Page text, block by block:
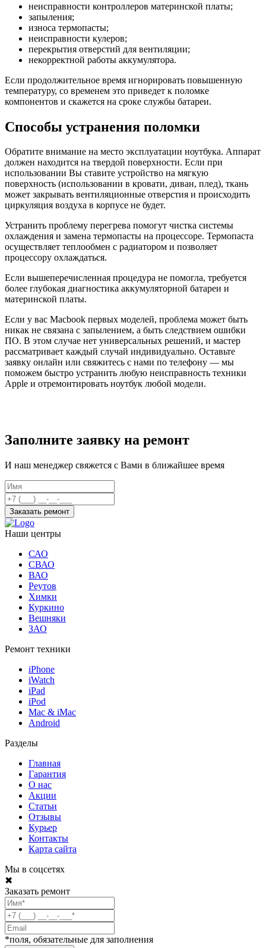
неисправности контроллеров материнской платы;
запыления;
износа термопасты;
неисправности кулеров;
перекрытия отверстий для вентиляции;
некорректной работы аккумулятора.
Если продолжительное время игнорировать повышенную
температуру, со временем это приведет к поломке
компонентов и скажется на сроке службы батареи.
Способы устранения поломки
Обратите внимание на место эксплуатации ноутбука. Аппарат
должен находится на твердой поверхности. Если при
использовании Вы ставите устройство на мягкую
поверхность (использовании в кровати, диван, плед), ткань
может закрывать вентиляционные отверстия и происходить
циркуляция воздуха в корпусе не будет.
Устранить проблему перегрева помогут чистка системы
охлаждения и замена термопасты на процессоре. Термопаста
осуществляет теплообмен с радиатором и позволяет
процессору охлаждаться.
Если вышеперечисленная процедура не помогла, требуется
более глубокая диагностика аккумуляторной батареи и
материнской платы.
Если у вас Macbook первых моделей, проблема может быть
никак не связана с запылением, а быть следствием ошибки
ПО. В этом случае нет универсальных решений, и мастер
рассматривает каждый случай индивидуально. Оставьте
заявку онлайн или свяжитесь с нами по телефону — мы
поможем быстро устранить любую неисправность техники
Apple и отремонтировать ноутбук любой модели.
Заполните заявку на ремонт
И наш менеджер свяжется с Вами в ближайшее время
Заказать ремонт
Наши центры
САО
СВАО
ВАО
Реутов
Химки
Куркино
Вешняки
ЗАО
Ремонт техники
iPhone
iWatch
iPad
iPod
Mac & iMac
Android
Разделы
Главная
Гарантия
О нас
Акции
Статьи
Отзывы
Курьер
Контакты
Карта сайта
Мы в соцсетях
✖
Заказать ремонт
*поля, обязательные для заполнения